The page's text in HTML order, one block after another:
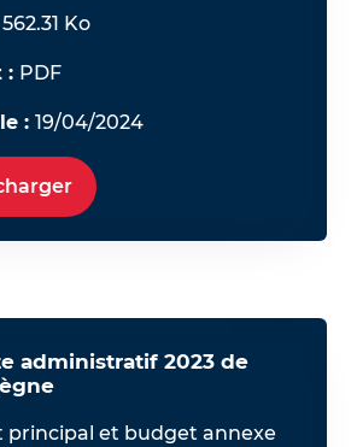
562.31 Ko
: PDF
:19/04/2024
administratif 2023 de
principal et budget annexe